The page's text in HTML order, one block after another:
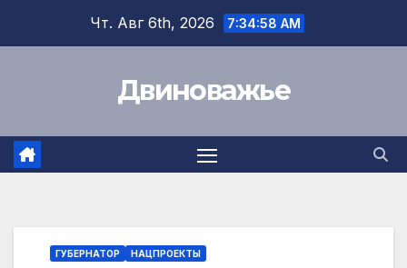
Чт. Авг 6th, 2026 7:34:59 AM
Двиноважье
ГУБЕРНАТОР НАЦПРОЕКТЫ